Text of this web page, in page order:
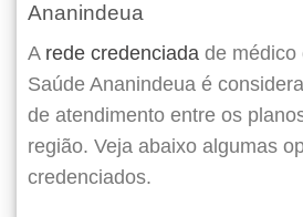
Ananindeua
A rede credenciada de médico
Saúde Ananindeua é
de atendimento entre os
região. Veja abaixo algumas
credenciados.